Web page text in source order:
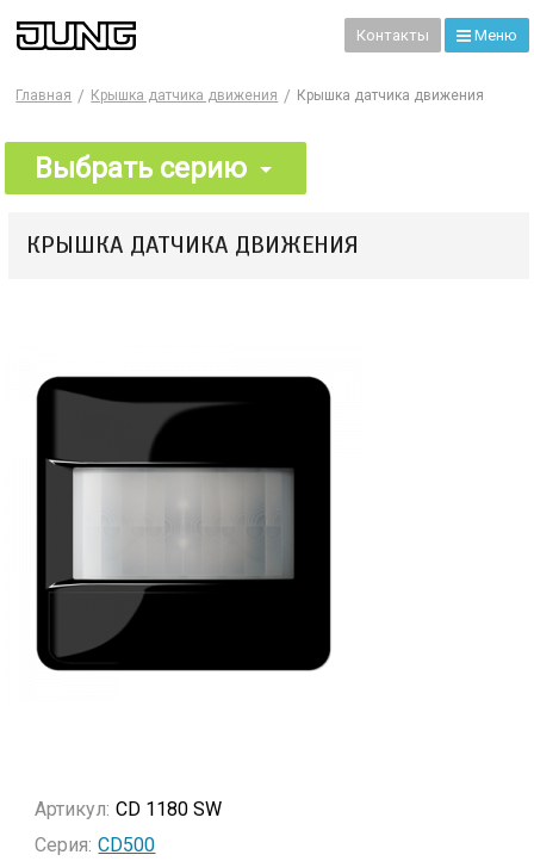
Контакты Меню
Главная Крышка датчика движения Крышка датчика движения
Выбрать серию
КРЫШКА ДАТЧИКА ДВИЖЕНИЯ
Артикул: CD 1180 SW
Серия: CD500